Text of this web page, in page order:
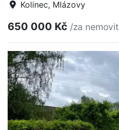
Kolinec, Mlázovy
650 000 Kč /za